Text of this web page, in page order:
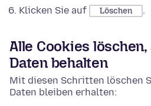
Klicken Sie auf
Löschen .
Alle Cookies
Daten behalten
Mit diesen Schritten löschen
Daten bleiben erhalten: